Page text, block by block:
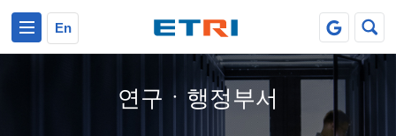
En
연구ㆍ행정부서